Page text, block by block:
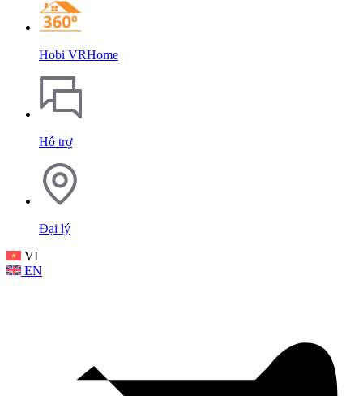
Hobi VRHome
Hỗ trợ
Đại lý
VI
EN